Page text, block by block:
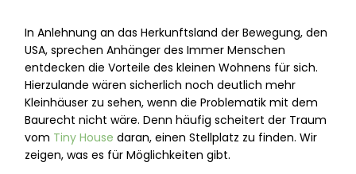
In Anlehnung an das Herkunftsland der Bewegung, den
USA, sprechen Anhänger des Immer Menschen
entdecken die Vorteile des kleinen Wohnens für sich.
Hierzulande wären sicherlich noch deutlich mehr
Kleinhäuser zu sehen, wenn die Problematik mit dem
Baurecht nicht wäre. Denn häufig scheitert der Traum
vom Tiny House daran, einen Stellplatz zu finden. Wir
zeigen, was es für Möglichkeiten gibt.